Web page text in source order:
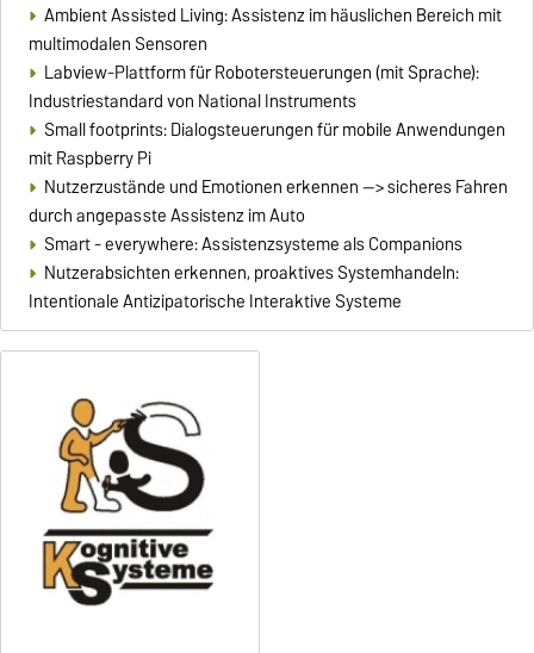
Ambient Assisted Living: Assistenz im häuslichen Bereich mit
multimodalen Sensoren
Labview-Plattform für Robotersteuerungen (mit Sprache):
Industriestandard von National Instruments
Small footprints: Dialogsteuerungen für mobile Anwendungen
mit Raspberry Pi
Nutzerzustände und Emotionen erkennen --> sicheres Fahren
durch angepasste Assistenz im Auto
Smart - everywhere: Assistenzsysteme als Companions
Nutzerabsichten erkennen, proaktives Systemhandeln:
Intentionale Antizipatorische Interaktive Systeme